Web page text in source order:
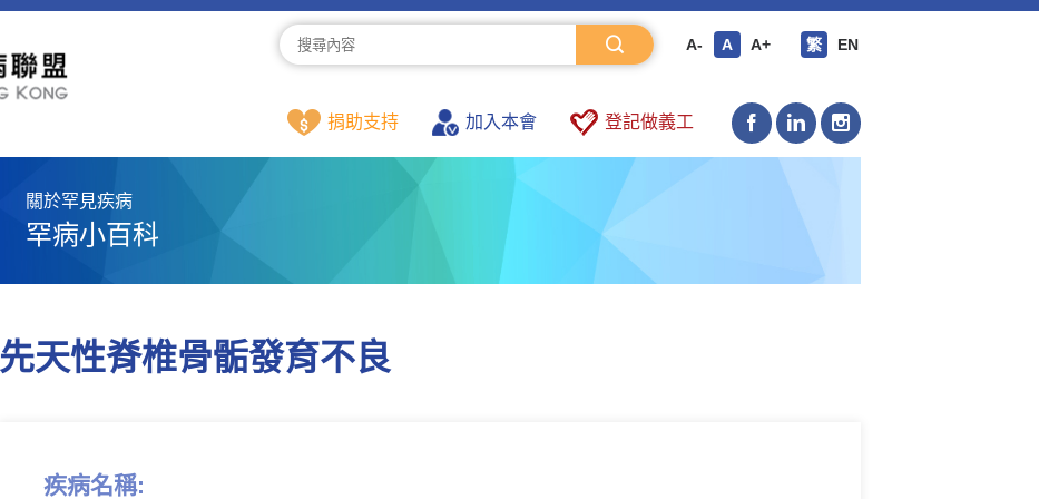
A- A A+ 繁 EN
捐助支持 加入本會 登記做義工
關於罕見疾病
罕病小百科
先天性脊椎骨骺發育不良
疾病名稱: